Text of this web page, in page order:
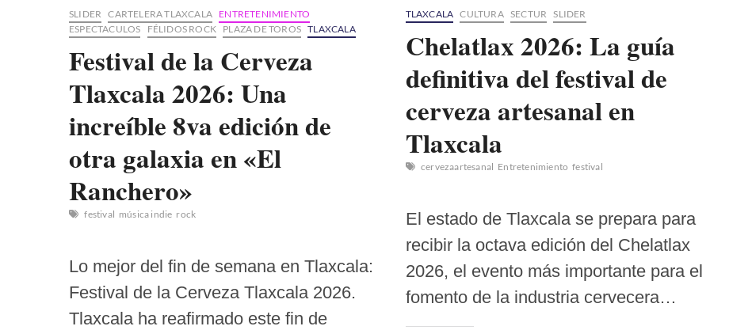
SLIDER CARTELERA TLAXCALA ENTRETENIMIENTO
ESPECTACULOS
FÉLIDOS ROCK PLAZA DE TOROS TLAXCALA
Festival de la Cerveza
Tlaxcala 2026: Una
increíble 8va edición de
otra galaxia en «El
Ranchero»
festival música indie rock
Lo mejor del fin de semana en Tlaxcala:
Festival de la Cerveza Tlaxcala 2026.
Tlaxcala ha reafirmado este fin de
TLAXCALA CULTURA SECTUR SLIDER
Chelatlax 2026: La guía
definitiva del festival de
cerveza artesanal en
Tlaxcala
cervezaartesanal Entretenimiento festival
El estado de Tlaxcala se prepara para
recibir la octava edición del Chelatlax
2026, el evento más importante para el
fomento de la industria cervecera…